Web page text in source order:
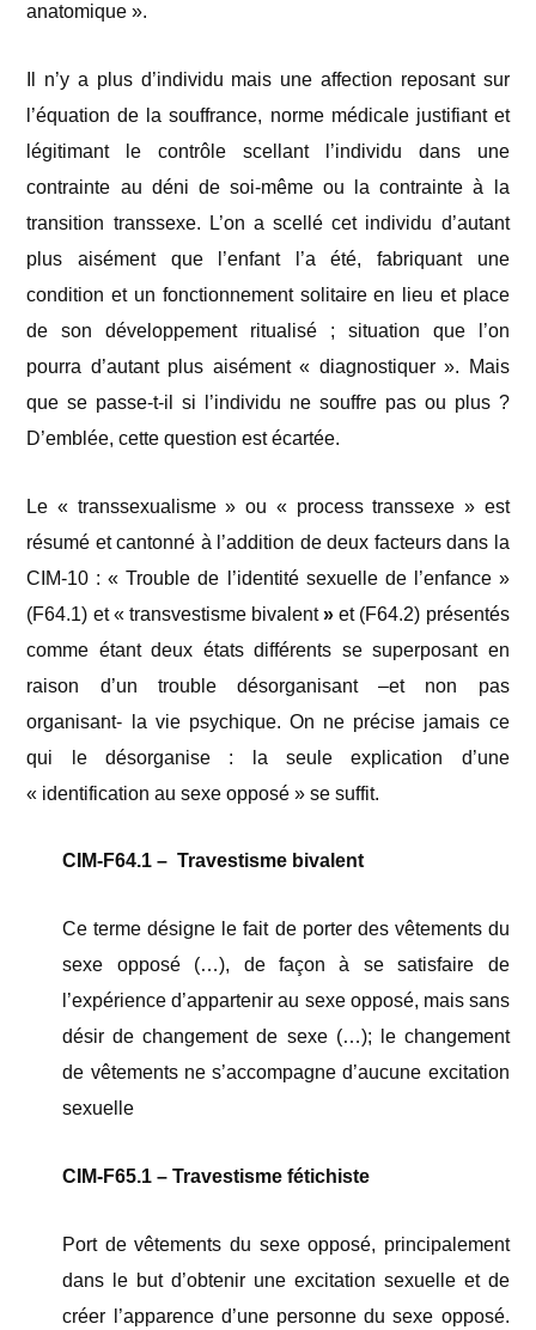
anatomique ».
Il n’y a plus d’individu mais une affection reposant sur
l’équation de la souffrance, norme médicale justifiant et
légitimant le contrôle scellant l’individu dans une
contrainte au déni de soi-même ou la contrainte à la
transition transsexe. L’on a scellé cet individu d’autant
plus aisément que l’enfant l’a été, fabriquant une
condition et un fonctionnement solitaire en lieu et place
de son développement ritualisé ; situation que l’on
pourra d’autant plus aisément « diagnostiquer ». Mais
que se passe-t-il si l’individu ne souffre pas ou plus ?
D’emblée, cette question est écartée.
Le « transsexualisme » ou « process transsexe » est
résumé et cantonné à l’addition de deux facteurs dans la
CIM-10 : « Trouble de l’identité sexuelle de l’enfance »
(F64.1) et « transvestisme bivalent» et (F64.2) présentés
comme étant deux états différents se superposant en
raison d’un trouble désorganisant –et non pas
organisant- la vie psychique. On ne précise jamais ce
qui le désorganise : la seule explication d’une
« identification au sexe opposé » se suffit.
CIM-F64.1 – Travestisme bivalent
Ce terme désigne le fait de porter des vêtements du
sexe opposé (…), de façon à se satisfaire de
l’expérience d’appartenir au sexe opposé, mais sans
désir de changement de sexe (…); le changement
de vêtements ne s’accompagne d’aucune excitation
sexuelle
CIM-F65.1 – Travestisme fétichiste
Port de vêtements du sexe opposé, principalement
dans le but d’obtenir une excitation sexuelle et de
créer l’apparence d’une personne du sexe opposé.